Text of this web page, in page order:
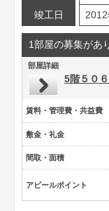
竣工日
1部屋の募集があ
部屋詳細
5階５０６
賃料・管理費・共益費
敷金・礼金
間取・面積
アピールポイント